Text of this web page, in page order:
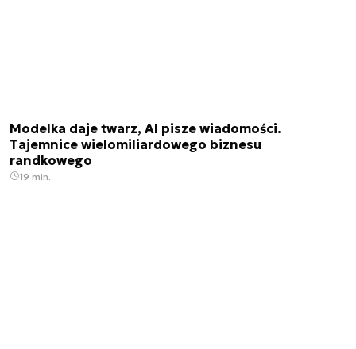
Modelka daje twarz, AI pisze wiadomości.
Tajemnice wielomiliardowego biznesu
randkowego
19 min.